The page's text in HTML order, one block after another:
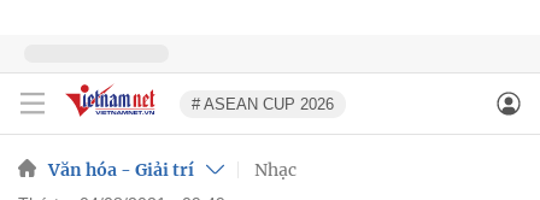
# ASEAN CUP 2026
Văn hóa - Giải trí Nhạc